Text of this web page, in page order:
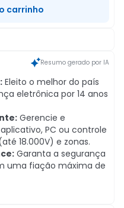
carrinho
Resumo gerado por IA
Eleito o melhor do país
eletrônica por 14 anos
Gerencie e
PC ou controle
18.000V) e zonas.
Garanta a segurança
uma fiação máxima de